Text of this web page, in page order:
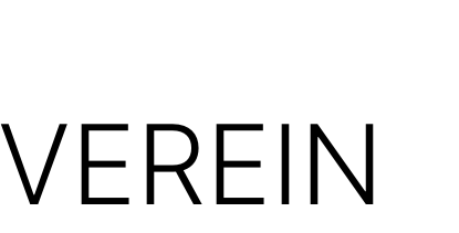
VEREIN